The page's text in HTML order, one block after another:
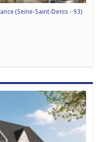
(Seine-Saint-Denis - 93)